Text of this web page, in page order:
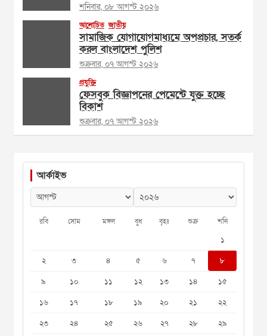
শনিবার, ০৮ আগস্ট ২০২৬
আলোচিত জাতীয়
সামাজিক যোগাযোগমাধ্যমে অপপ্রচার, সতর্ক
করল বাংলাদেশ পুলিশ
শুক্রবার, ০৭ আগস্ট ২০২৬
প্রযুক্তি
ফেসবুক বিজ্ঞাপনের পেমেন্টে যুক্ত হচ্ছে
বিকাশ
শুক্রবার, ০৭ আগস্ট ২০২৬
আর্কাইভ
রবি সোম মঙ্গল বুধ বৃহঃ শুক্র শনি
১
২
৩ ৪ ৫ ৬ ৭
৮
৯
১০ ১১ ১২ ১৩ ১৪
১৫
১৬
১৭ ১৮ ১৯ ২০ ২১
২২
২৩
২৪ ২৫ ২৬ ২৭ ২৮ ২৯